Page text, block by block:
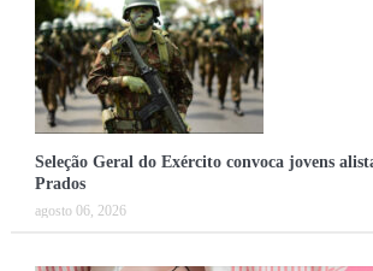
Seleção Geral do Exército convoca jovens
Prados
agosto 06, 2026